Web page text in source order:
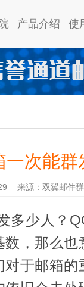
产品介绍 使
一次能群
来源：双翼邮件
多少人？
，那么
于邮箱